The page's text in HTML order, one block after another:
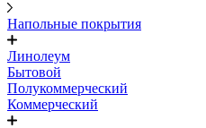
Напольные покрытия
Линолеум
Бытовой
Полукоммерческий
Коммерческий